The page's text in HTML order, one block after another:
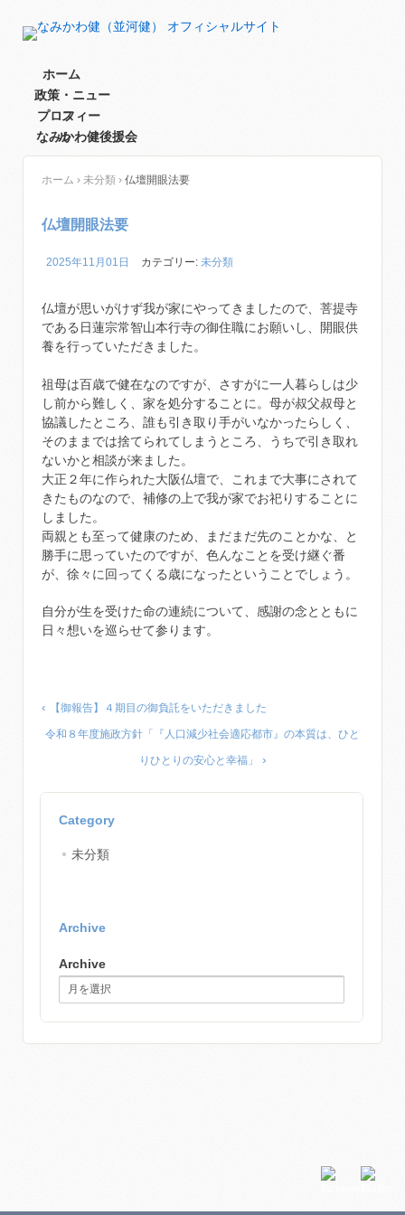
ホーム
政策・ニュー
ス
プロフィー
ル
なみかわ健後援会
ホーム › 未分類 › 仏壇開眼法要
仏壇開眼法要
2025年11月01日 カテゴリー:未分類
仏壇が思いがけず我が家にやってきましたので、菩提寺
である日蓮宗常智山本行寺の御住職にお願いし、開眼供
養を行っていただきました。
祖母は百歳で健在なのですが、さすがに一人暮らしは少
し前から難しく、家を処分することに。母が叔父叔母と
協議したところ、誰も引き取り手がいなかったらしく、
そのままでは捨てられてしまうところ、うちで引き取れ
ないかと相談が来ました。
大正２年に作られた大阪仏壇で、これまで大事にされて
きたものなので、補修の上で我が家でお祀りすることに
しました。
両親とも至って健康のため、まだまだ先のことかな、と
勝手に思っていたのですが、色んなことを受け継ぐ番
が、徐々に回ってくる歳になったということでしょう。
自分が生を受けた命の連続について、感謝の念とともに
日々想いを巡らせて参ります。
‹ 【御報告】４期目の御負託をいただきました
令和８年度施政方針「『人口減少社会適応都市』の本質は、ひと
りひとりの安心と幸福」 ›
Category
未分類
Archive
Archive